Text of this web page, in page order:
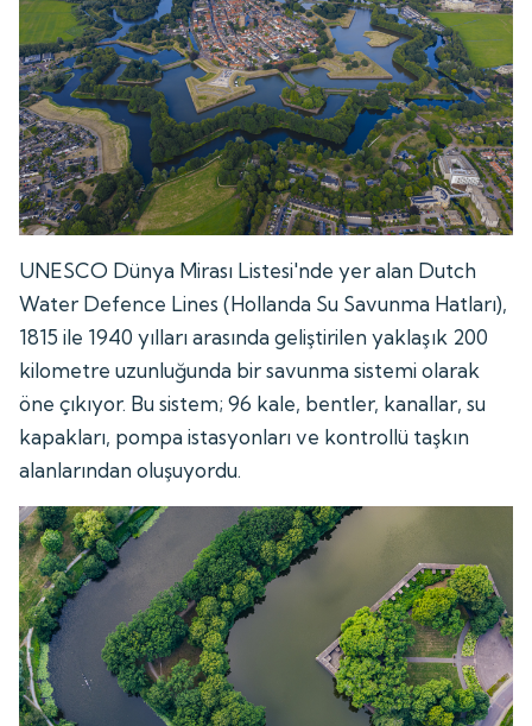
UNESCO Dünya Mirası Listesi'nde yer alan Dutch
Water Defence Lines (Hollanda Su Savunma Hatları),
1815 ile 1940 yılları arasında geliştirilen yaklaşık 200
kilometre uzunluğunda bir savunma sistemi olarak
öne çıkıyor. Bu sistem; 96 kale, bentler, kanallar, su
kapakları, pompa istasyonları ve kontrollü taşkın
alanlarından oluşuyordu.